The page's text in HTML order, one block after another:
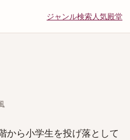
ジャンル検索人気殿堂
から小学生を投げ落として